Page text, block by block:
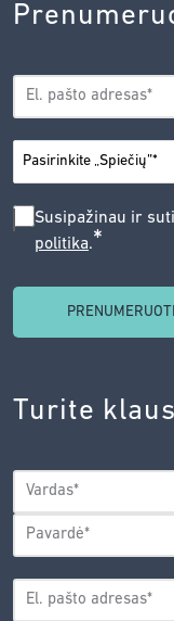
EL.
PAŠTAS*
MIESTAS*
SUSIPAŽINAU
SUTINKU
AGENTŪROS
PRIVATUMO
POLITIKA.*
Susipažinau ir
politika.*
Turite
VARDAS*
Vardas
EL.